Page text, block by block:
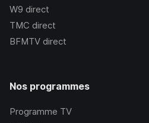
W9 direct
TMC direct
BFMTV direct
Nos programmes
Programme TV